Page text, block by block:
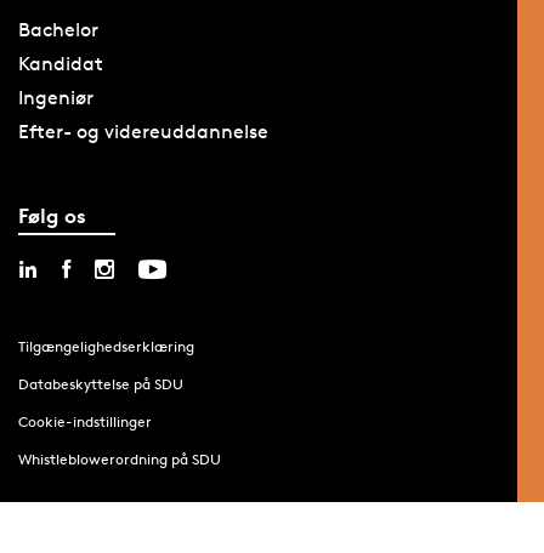
Bachelor
Kandidat
Ingeniør
Efter- og videreuddannelse
Følg os
Tilgængelighedserklæring
Databeskyttelse på SDU
Cookie-indstillinger
Whistleblowerordning på SDU